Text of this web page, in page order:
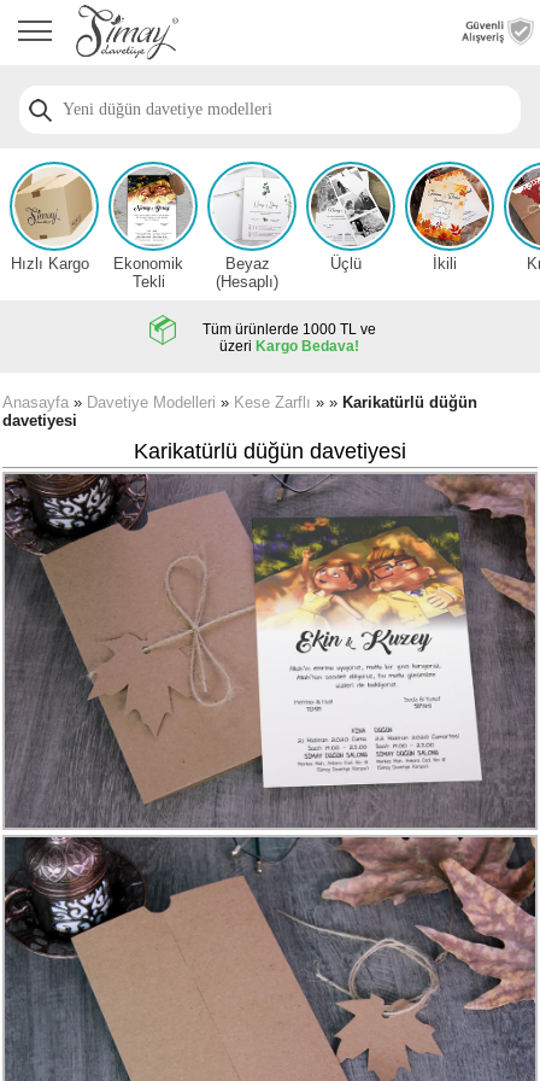
Anasayfa
Davetiye
Nişan
Davetiye
Modelleri
Düğün
Davetiye
Zarfsız,
Hesaplı
Davetiye
Modelleri
Karikatürlü
Davetiye
Modelleri
Sade
Düğün
Davetiye
Modelleri
Atatürk'lü
Davetiyeler
Papatyalı
Davetiye
Modelleri
Dini
Düğün
Davetiyeler
yeni
Hızlı Kargo
Ekonomik
Tekli
Beyaz
(Hesaplı)
Üçlü İkili
Tüm ürünlerde 1000 TL ve
üzeri Kargo Bedava!
Anasayfa » Davetiye Modelleri » Kese Zarflı » » Karikatürlü düğün
davetiyesi
Karikatürlü düğün davetiyesi